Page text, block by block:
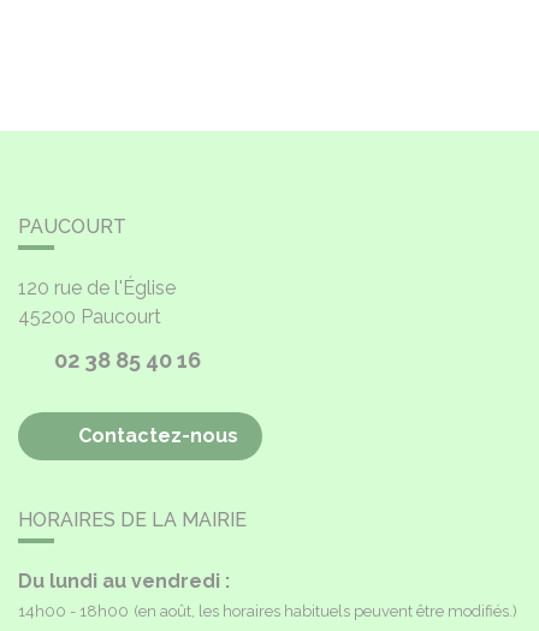
PAUCOURT
120 rue de l'Église
45200 Paucourt
02 38 85 40 16
Contactez-nous
HORAIRES DE LA MAIRIE
Du lundi au vendredi :
14h00 - 18h00 (en août, les horaires habituels peuvent être modifiés.)